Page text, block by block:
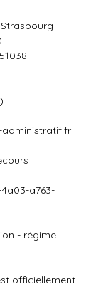
a763-
- régime
officiellement